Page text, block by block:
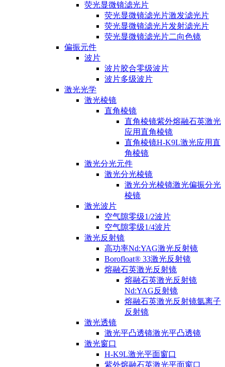
荧光显微镜滤光片
荧光显微镜滤光片激发滤光片
荧光显微镜滤光片发射滤光片
荧光显微镜滤光片二向色镜
偏振元件
波片
波片胶合零级波片
波片多级波片
激光光学
激光棱镜
直角棱镜
直角棱镜紫外熔融石英激光
应用直角棱镜
直角棱镜H-K9L激光应用直
角棱镜
激光分光元件
激光分光棱镜
激光分光棱镜激光偏振分光
棱镜
激光波片
空气隙零级1/2波片
空气隙零级1/4波片
激光反射镜
高功率Nd:YAG激光反射镜
Borofloat® 33激光反射镜
熔融石英激光反射镜
熔融石英激光反射镜
Nd:YAG反射镜
熔融石英激光反射镜氩离子
反射镜
激光透镜
激光平凸透镜激光平凸透镜
激光窗口
H-K9L激光平面窗口
紫外熔融石英激光平面窗口